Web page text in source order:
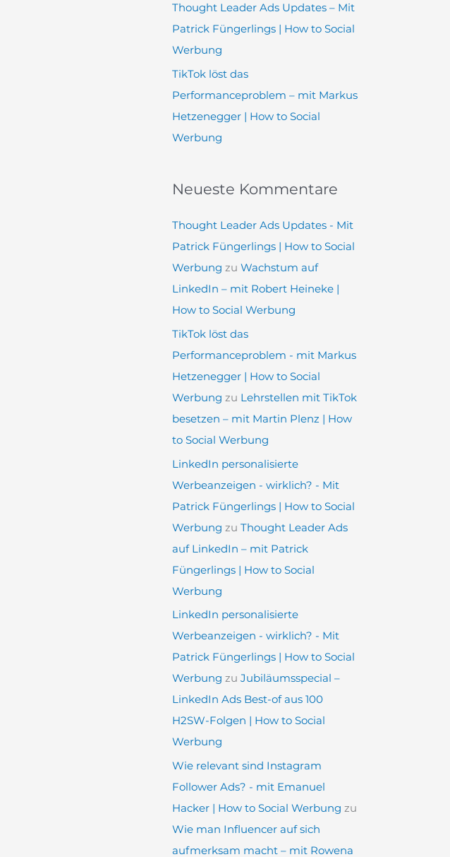
Thought Leader Ads Updates – Mit
Patrick Füngerlings | How to Social
Werbung
TikTok löst das
Performanceproblem – mit Markus
Hetzenegger | How to Social
Werbung
Neueste Kommentare
Thought Leader Ads Updates - Mit
Patrick Füngerlings | How to Social
Werbung zuWachstum auf
LinkedIn – mit Robert Heineke |
How to Social Werbung
TikTok löst das
Performanceproblem - mit Markus
Hetzenegger | How to Social
Werbung zu Lehrstellen mit TikTok
besetzen – mit Martin Plenz | How
to Social Werbung
LinkedIn personalisierte
Werbeanzeigen - wirklich? - Mit
Patrick Füngerlings | How to Social
Werbung zuThought Leader Ads
auf LinkedIn – mit Patrick
Füngerlings | How to Social
Werbung
LinkedIn personalisierte
Werbeanzeigen - wirklich? - Mit
Patrick Füngerlings | How to Social
Werbung zuJubiläumsspecial –
LinkedIn Ads Best-of aus 100
H2SW-Folgen | How to Social
Werbung
Wie relevant sind Instagram
Follower Ads? - mit Emanuel
Hacker | How to Social Werbung zu
Wie man Influencer auf sich
aufmerksam macht – mit Rowena